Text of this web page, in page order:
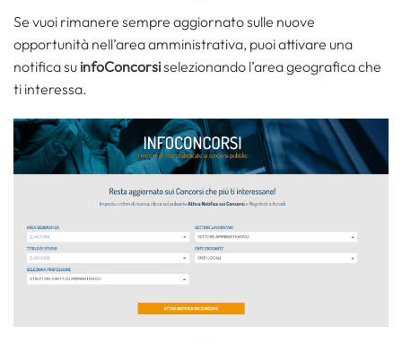
Se vuoi rimanere sempre aggiornato sulle nuove
opportunità nell’area amministrativa, puoi attivare una
notifica su infoConcorsiselezionando l’area geografica che
ti interessa.